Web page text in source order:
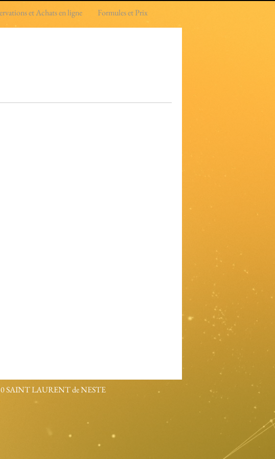
et Achats en ligne Formules et Prix
SAINT LAURENT de NESTE